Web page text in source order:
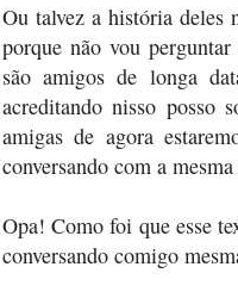
Ou talvez a história deles
porque não vou
são amigos de longa
acreditando nisso
amigas de agora
conversando com a
Opa! Como foi que esse
conversando comigo